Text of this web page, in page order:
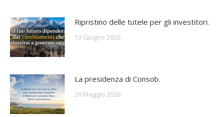
Ripristino delle tutele per gli investitori.
13 Giugno 2026
La presidenza di Consob.
29 Maggio 2026